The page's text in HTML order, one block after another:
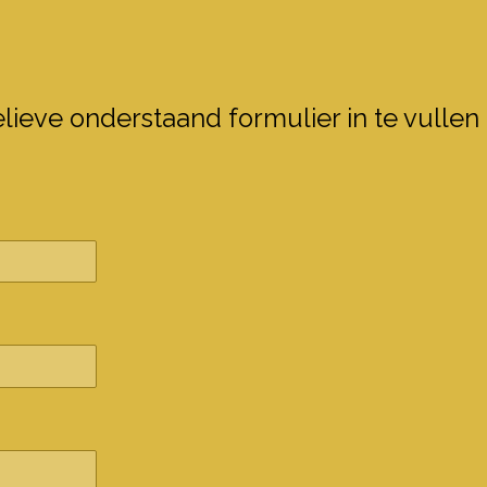
onderstaand formulier in te vullen